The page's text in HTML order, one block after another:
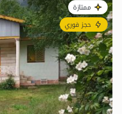
1.19
ممتازة
حجز فوري